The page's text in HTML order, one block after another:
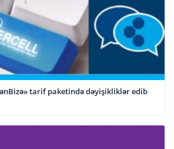
tarif paketində dəyişikliklər edib